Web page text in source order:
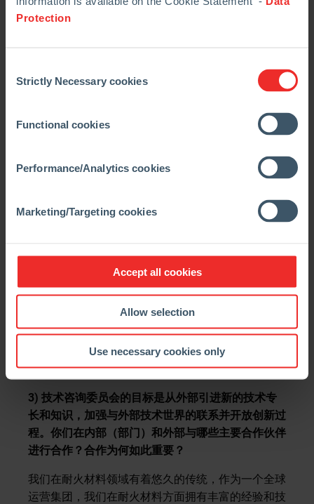
Protection
Selection
Strictly Necessary cookies
Functional cookies
Performance/Analytics cookies
Marketing/Targeting cookies
Accept all cookies
Allow selection
Use necessary cookies only
中使用回收材料开发概念和系统，以减少 CO
对我们和客户而言，深入了解工艺都至关重要。因
此，我们的目标是进一步加强和扩大我们在热、热机
中心的独特之处在于我们的水模型，该模型可用于可
视化各种客户生产单元中的流量，并有效地测试、开
发和优化功能性产品。在数值方法的帮助下，我们可
以成为客户的强大合作伙伴，并能够与他们一起大大
Leoben 专门开发的测试系统不仅可以进行手动单独
无损检测。来自这些测量仪器的数据以及大量其他生
产和质量数据在可视化和建模方法中进行分析，这些
方法是由我们的流程开发团队与外部合作伙伴共同开
发展。
3) 技术咨询委员会的目标是从外部引进新的技术专
长和知识，加强与外部技术世界的联系并开放创新过
程。你们在内部（部门）和外部与哪些主要合作伙伴
进行合作？合作为何如此重要？
我们在耐火材料领域有着悠久的传统，作为一个全球
运营集团，我们在耐火材料方面拥有丰富的经验和技